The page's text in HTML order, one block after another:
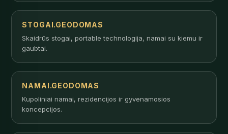
STOGAI.GEODOMAS
Skaidrūs stogai, portable technologija, namai su kiemu ir
gaubtai.
NAMAI.GEODOMAS
Kupoliniai namai, rezidencijos ir gyvenamosios
koncepcijos.